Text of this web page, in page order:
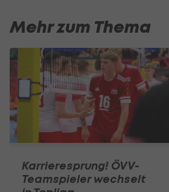
Mehr zum Thema
Karrieresprung! ÖVV-
Teamspieler wechselt